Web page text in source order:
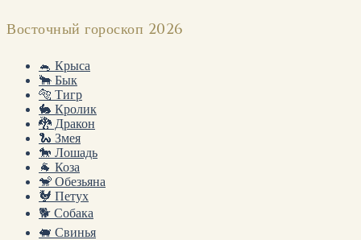
Восточный гороскоп 2026
🐁 Крыса
🐂 Бык
🐅 Тигр
🐇 Кролик
🐉 Дракон
🐍 Змея
🐎 Лошадь
🐐 Коза
🐒 Обезьяна
🐓 Петух
🐕 Собака
🐖 Свинья